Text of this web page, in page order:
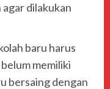
dilakukan
baru harus
memiliki
bersaing dengan